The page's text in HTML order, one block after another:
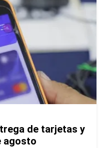
de tarjetas y
agosto